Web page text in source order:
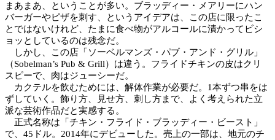
まあまあ、ということが多い。ブラッディー・メアリーにハン
バーガーやピザを刺す、というアイデアは、この店に限ったこ
とではないけれど、たまに食べ物がアルコールに漬かってビシ
ョッとしているのは残念だ。
しかし、この店「ソーベルマンズ・パブ・アンド・グリル」
（Sobelman’s Pub & Grill）は違う。フライドチキンの皮はクリ
スピーで、肉はジューシーだ。
カクテルを飲むためには、解体作業が必要だ。1本ずつ串をは
ずしていく。飾り方、見せ方、刺し方まで、よく考えられた立
派な芸術作品だと実感する。
正式名称は「チキン・フライド・ブラッディー・ビースト」
で、45ドル。2014年にデビューした。売上の一部は、地元のチ